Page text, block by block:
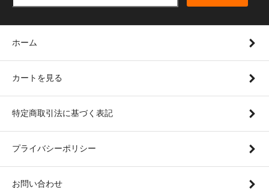
ホーム
カートを見る
特定商取引法に基づく表記
プライバシーポリシー
お問い合わせ